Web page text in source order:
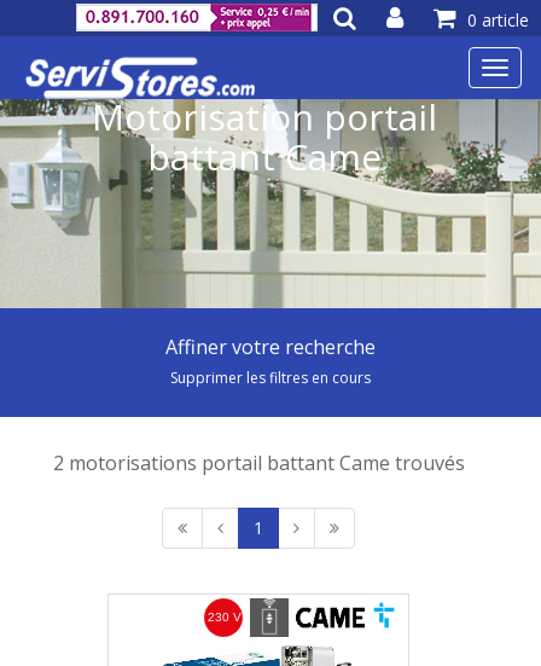
0 article
Motorisation portail
battant Came
Affiner votre recherche
Supprimer les filtres en cours
2 motorisations portail battant Came trouvés
1